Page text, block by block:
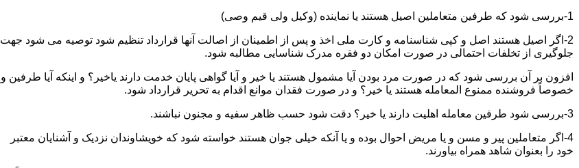
1-بررسی شود که طرفین متعاملین اصیل هستند یا نماینده (وکیل ولی قیم وصی)
2-اگر اصیل هستند اصل و کپی شناسنامه و کارت ملی اخذ و پس از اطمینان از اصالت آنها قرارداد تنظیم شود توصیه می شود جهت
جلوگیری از تخلفات احتمالی در صورت امکان دو فقره مدرک شناسایی مطالبه شود.
افزون بر آن بررسی شود که در صورت مرد بودن آیا مشمول هستند یا خیر و آیا گواهی پایان خدمت دارند یاخیر؟ و اینکه آیا طرفین و
خصوصاً فروشنده ممنوع المعامله هستند یا خیر؟ و در صورت فقدان موانع اقدام به تحریر قرارداد شود.
3-بررسی شود طرفین معامله اهلیت دارند یا خیر؟ دقت شود حسب ظاهر سفیه و مجنون نباشند.
4-اگر متعاملین پیر و مسن و یا مریض احوال بوده و یا آنکه خیلی جوان هستند خواسته شود که خویشاوندان نزدیک و آشنایان معتبر
خود را بعنوان شاهد همراه بیاورند.